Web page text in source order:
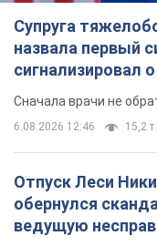
Супруга
назвала первый
сигнализировал
Сначала врачи не
6.08.2026 12:46 15,2 т.
Отпуск Леси
обернулся
ведущую